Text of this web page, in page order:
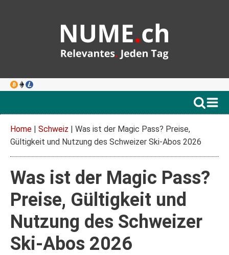
Home | Schweiz | Was ist der Magic Pass? Preise,
Gültigkeit und Nutzung des Schweizer Ski-Abos 2026
Was ist der Magic Pass?
Preise, Gültigkeit und
Nutzung des Schweizer
Ski-Abos 2026